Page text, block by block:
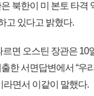
북한이 미 본토 타
고 있다고 밝혔다.
면 오스틴 장관은
한 서면답변에서 “우
라면서 이같이 말했다.